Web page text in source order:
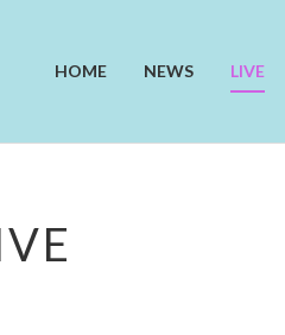
HOME NEWS LIVE